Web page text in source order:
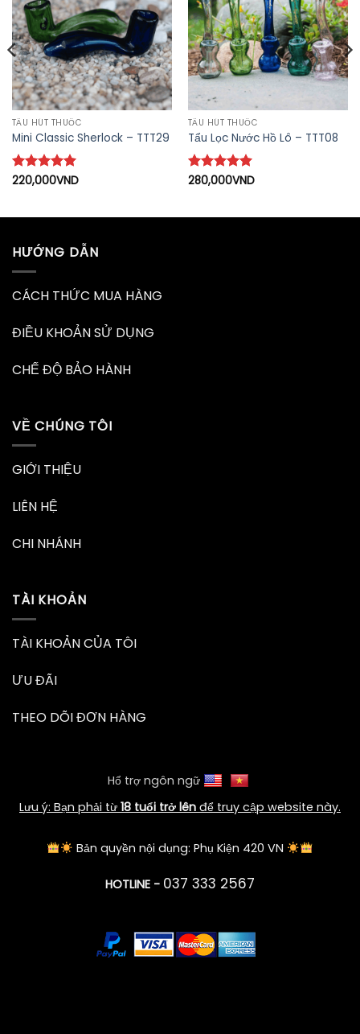
TẨU HÚT THUỐC
Mini Classic Sherlock – TTT29
Được xếp
220,000VND
TẨU HÚT THUỐC
Tẩu Lọc Nước Hồ Lô – TTT08
Được xếp
280,000VND
HƯỚNG DẪN
CÁCH THỨC MUA HÀNG
ĐIỀU KHOẢN SỬ DỤNG
CHẾ ĐỘ BẢO HÀNH
VỀ CHÚNG TÔI
GIỚI THIỆU
LIÊN HỆ
CHI NHÁNH
TÀI KHOẢN
TÀI KHOẢN CỦA TÔI
ƯU ĐÃI
THEO DÕI ĐƠN HÀNG
Hổ trợ ngôn ngữ
Lưu ý: Bạn phải từ 18 tuổi trở lên để truy cập website này.
Bản quyền nội dụng: Phụ Kiện 420 VN
HOTLINE - 037 333 2567